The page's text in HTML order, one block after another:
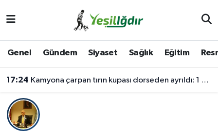
Genel Gündem Siyaset Sağlık Eğitim
17:24 Kamyona çarpan tırın kupası dorseden ayrıldı: 1 ağır yaralı
İğdir Namaz Vakitleri
Iğdır Trafik Yoğunluk Haritası